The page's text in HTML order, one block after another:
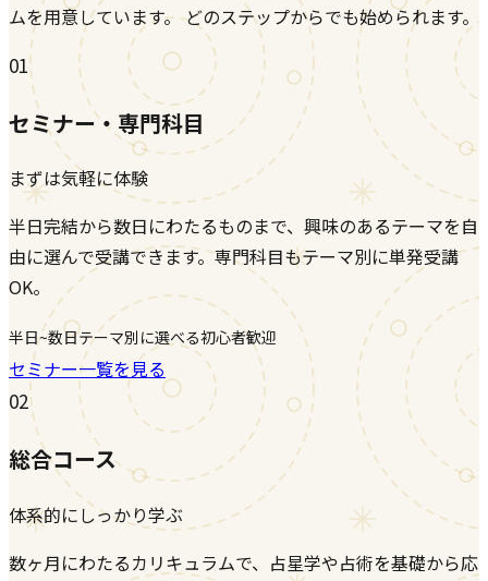
ムを用意しています。 どのステップからでも始められます。
01
セミナー・専門科目
まずは気軽に体験
半日完結から数日にわたるものまで、興味のあるテーマを自
由に選んで受講できます。専門科目もテーマ別に単発受講
OK。
半日~数日テーマ別に選べる初心者歓迎
セミナー一覧を見る
02
総合コース
体系的にしっかり学ぶ
数ヶ月にわたるカリキュラムで、占星学や占術を基礎から応